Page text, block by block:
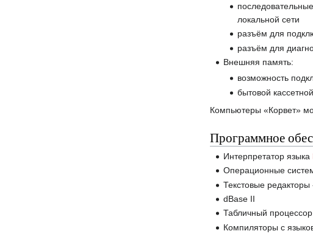
локальной сети
разъём для
разъём для
Внешняя память:
возможность
бытовой
Компьютеры «Корвет»
Программное
Интерпретатор языка
Операционные
Текстовые
dBase II
Табличный
Компиляторы с